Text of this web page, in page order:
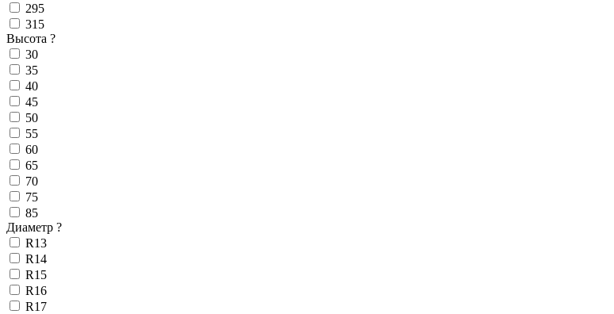
295
315
Высота ?
30
35
40
45
50
55
60
65
70
75
85
Диаметр ?
R13
R14
R15
R16
R17